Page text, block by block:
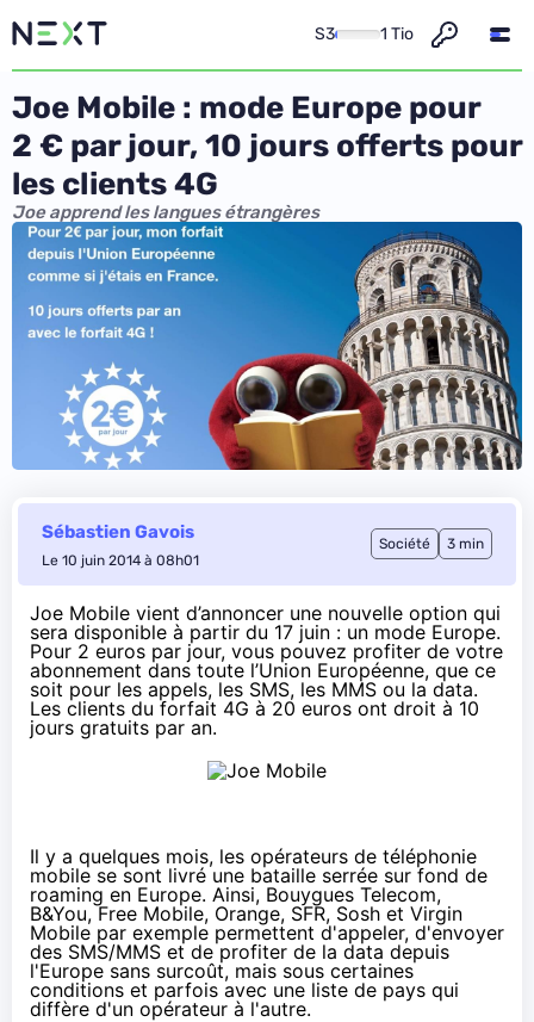
S3 1 Tio
Joe Mobile : mode Europe pour
2 € par jour, 10 jours offerts pour
les clients 4G
Joe apprend les langues étrangères
Sébastien Gavois
Le 10 juin 2014 à 08h01
Société 3 min
Joe Mobile vient d’annoncer une nouvelle option qui
sera disponible à partir du 17 juin : un mode Europe.
Pour 2 euros par jour, vous pouvez profiter de votre
abonnement dans toute l’Union Européenne, que ce
soit pour les appels, les SMS, les MMS ou la data.
Les clients du forfait 4G à 20 euros ont droit à 10
jours gratuits par an.
Il y a quelques mois, les opérateurs de téléphonie
mobile se sont livréune bataille serrée sur fond de
roaming en Europe. Ainsi, Bouygues Telecom,
B&You,Free Mobile, Orange, SFR, Sosh et Virgin
Mobile par exemple permettent d'appeler, d'envoyer
des SMS/MMS et de profiter de la data depuis
l'Europe sans surcoût, mais sous certaines
conditions et parfois avec une liste de pays qui
diffère d'un opérateur à l'autre.